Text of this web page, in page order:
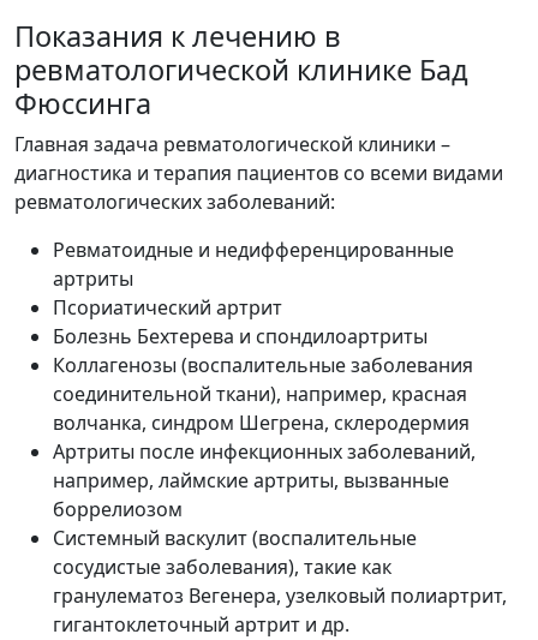
Показания к лечению в
ревматологической клинике Бад
Фюссинга
Главная задача ревматологической клиники –
диагностика и терапия пациентов со всеми видами
ревматологических заболеваний:
Ревматоидные и недифференцированные
артриты
Псориатический артрит
Болезнь Бехтерева и спондилоартриты
Коллагенозы (воспалительные заболевания
соединительной ткани), например, красная
волчанка, синдром Шегрена, склеродермия
Артриты после инфекционных заболеваний,
например, лаймские артриты, вызванные
боррелиозом
Системный васкулит (воспалительные
сосудистые заболевания), такие как
гранулематоз Вегенера, узелковый полиартрит,
гигантоклеточный артрит и др.